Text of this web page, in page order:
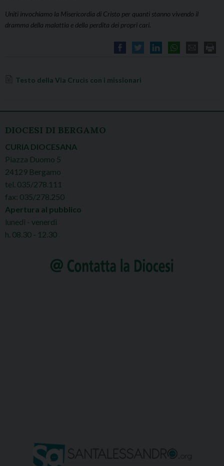
Uniti invochiamo la Misericordia di Cristo per quanti stanno vivendo il
dramma della malattia e della perdita dei propri cari.
Testo della Via Crucis con i missionari
DIOCESI DI BERGAMO
CURIA DIOCESANA
Piazza Duomo 5
24129 Bergamo
tel. 035/278.111
fax: 035/278.250
Apertura al pubblico
lunedì - venerdì
h. 08.30 - 12.30